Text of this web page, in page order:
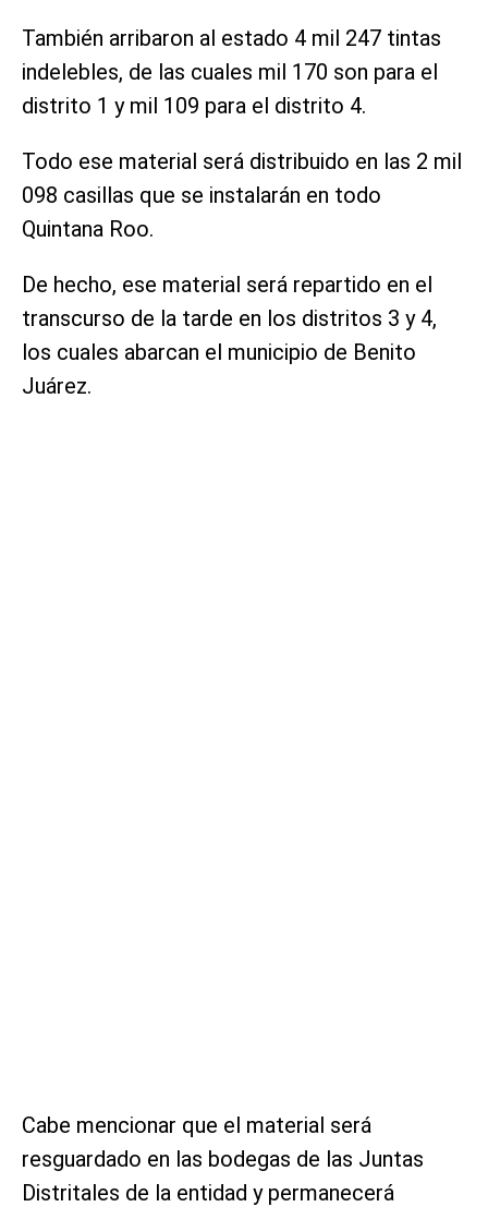
También arribaron al estado 4 mil 247 tintas
indelebles, de las cuales mil 170 son para el
distrito 1 y mil 109 para el distrito 4.
Todo ese material será distribuido en las 2 mil
098 casillas que se instalarán en todo
Quintana Roo.
De hecho, ese material será repartido en el
transcurso de la tarde en los distritos 3 y 4,
los cuales abarcan el municipio de Benito
Juárez.
Cabe mencionar que el material será
resguardado en las bodegas de las Juntas
Distritales de la entidad y permanecerá